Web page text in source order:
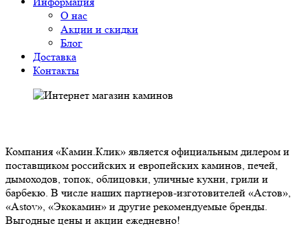
О нас
Акции и скидки
Блог
Доставка
Контакты
Компания «Камин.Клик» является официальным дилером и
поставщиком российских и европейских каминов, печей,
дымоходов, топок, облицовки, уличные кухни, грили и
барбекю. В числе наших партнеров-изготовителей «Астов»,
«Astov», «Экокамин» и другие рекомендуемые бренды.
Выгодные цены и акции ежедневно!